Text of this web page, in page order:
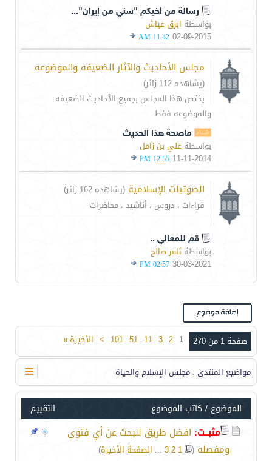
رسالة من أخيكم "سني من إيران"...
بواسطة ابرق عياش
02-09-2015
11:42 AM
مجلس الأحاديث والآثار الضعيفه والموضوعه
(يشاهده 112 زائر)
يختص هذا المجلس بجميع الأحاديث الضعيفه
والموضوعه فقط
ماصحة هذا الحديث
بواسطة علي بن زامل
11-11-2014
12:55 PM
الصوتيات الإسلامية (يشاهده 162 زائر)
قراءات ، دروس ، أناشيد ، محاضرات
قم للمعالي ..
بواسطة ثامر صالح
30-03-2021
02:57 PM
صفحة 1 من 270 1
2
3
11
51
101
> الأخيرة»
مواضيع المنتدى : مجلس الإسلام والحياة
التقييم الموضوع / كاتب الموضوع
مثبــت: افضل طريق للبحث عن أي فتوى
ومفصله‏ (
1
2
3
... الصفحة الأخيرة)